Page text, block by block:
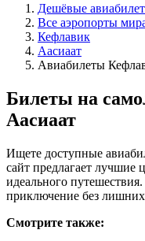
Дешёвые
Все аэропорты
Кефлавик
Аасиаат
Авиабилеты
Билеты на
Аасиаат
Ищете доступные
сайт предлагает
идеального
приключение без лишних
Смотрите также: